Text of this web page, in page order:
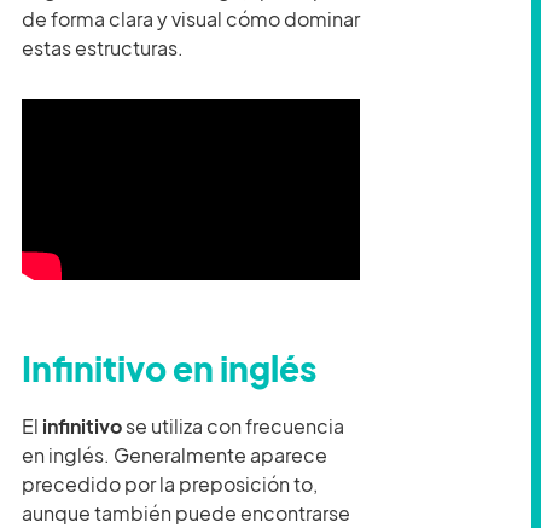
de forma clara y visual cómo dominar
estas estructuras.
Infinitivo en inglés
El infinitivose utiliza con frecuencia
en inglés. Generalmente aparece
precedido por la preposición to,
aunque también puede encontrarse